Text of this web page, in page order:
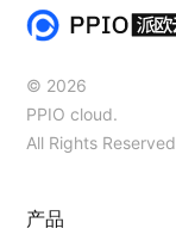
© 2026
PPIO cloud.
All Rights Reserved
产品